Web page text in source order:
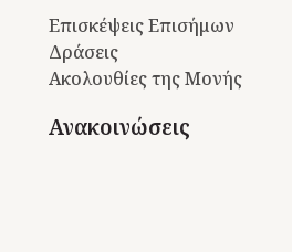
Επισκέψεις Επισήμων
Δράσεις
Ακολουθίες της Μονής
Ανακοινώσεις